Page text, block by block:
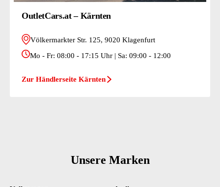
OutletCars.at – Kärnten
Völkermarkter Str. 125, 9020 Klagenfurt
Mo - Fr: 08:00 - 17:15 Uhr | Sa: 09:00 - 12:00
Zur Händlerseite Kärnten
Unsere Marken